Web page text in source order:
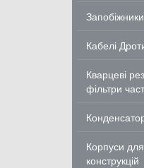
Запобіжники
Кабелі
Кварцеві
фільтри
Корпуси
конструкцій